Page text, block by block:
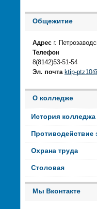
Общежитие
Адрес г.
Телефон
8(8142)53-51-54
Эл. почта ktip-
О колледже
История колледжа
Противодействие
Охрана труда
Столовая
Мы Вконтакте